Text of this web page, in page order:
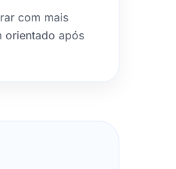
com mais
orientado após